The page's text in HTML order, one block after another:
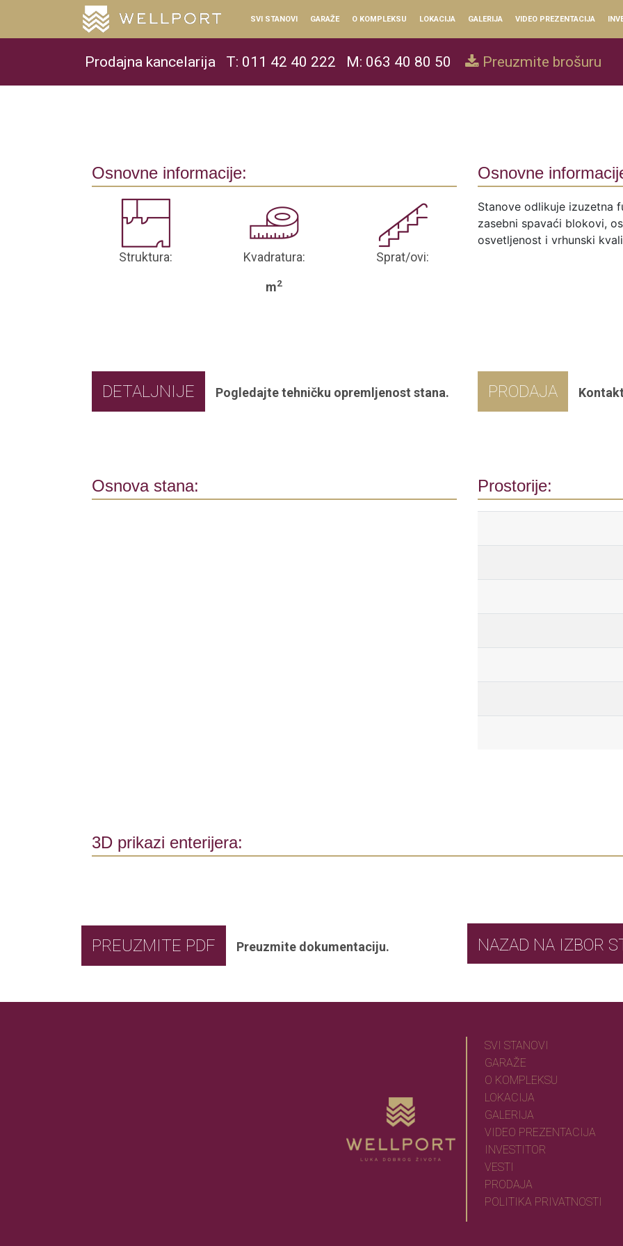
SVI STANOVI GARAŽE O KOMPLEKSU LOKACIJA GALERIJA VIDEO PREZENTACIJA
Prodajna kancelarija T: 011 42 40 222 M: 063 40 80 50 Preuzmite brošuru
Osnovne informacije:
Struktura: Kvadratura:
m2
Sprat/ovi:
DETALJNIJE Pogledajte tehničku opremljenost stana.
Osnovne
Stanove odlikuje izuzetna
zasebni spavaći blokovi,
osvetljenost i vrhunski
PRODAJA
Osnova stana: Prostorije:
3D prikazi enterijera:
PREUZMITE PDF Preuzmite dokumentaciju. NAZAD NA
SVI STANOVI
GARAŽE
O KOMPLEKSU
LOKACIJA
GALERIJA
VIDEO PREZENTACIJA
INVESTITOR
VESTI
PRODAJA
POLITIKA PRIVATNOSTI